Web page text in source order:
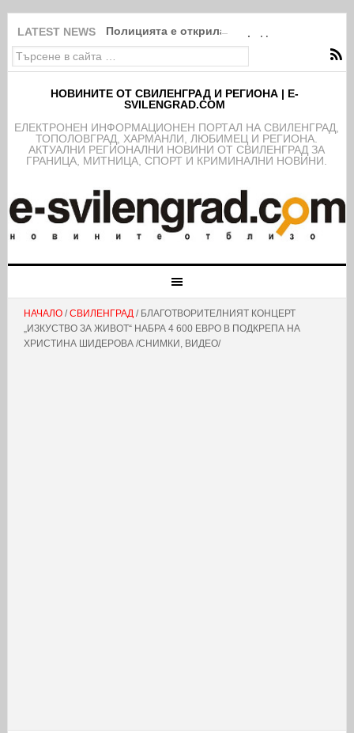
LATEST NEWS Полицията е открила открадната кола на
НОВИНИТЕ ОТ СВИЛЕНГРАД И РЕГИОНА | E-
SVILENGRAD.COM
EЛЕКТРОНЕН ИНФОРМАЦИОНЕН ПОРТАЛ НА СВИЛЕНГРАД,
ТОПОЛОВГРАД, ХАРМАНЛИ, ЛЮБИМЕЦ И РЕГИОНА.
АКТУАЛНИ РЕГИОНАЛНИ НОВИНИ ОТ СВИЛЕНГРАД ЗА
ГРАНИЦА, МИТНИЦА, СПОРТ И КРИМИНАЛНИ НОВИНИ.
НАЧАЛО/СВИЛЕНГРАД/ БЛАГОТВОРИТЕЛНИЯТ КОНЦЕРТ
„ИЗКУСТВО ЗА ЖИВОТ“ НАБРА 4 600 ЕВРО В ПОДКРЕПА НА
ХРИСТИНА ШИДЕРОВА /СНИМКИ, ВИДЕО/